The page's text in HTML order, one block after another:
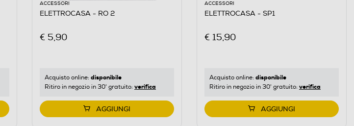
ACCESSORI
ELETTROCASA - RO 2
€ 5,90
Acquisto online: disponibile
Ritiro in negozio in 30' gratuito: verifica
AGGIUNGI
ACCESSORI
ELETTROCASA - SP1
€ 15,90
Acquisto online: disponibile
Ritiro in negozio in 30' gratuito: verifica
AGGIUNGI